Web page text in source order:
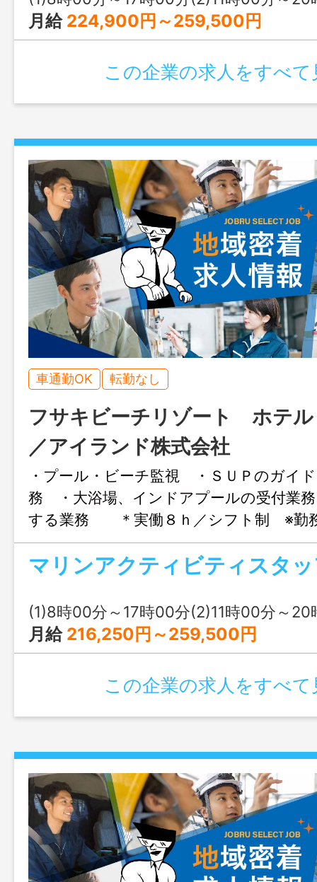
月給 224,900円～259,500円
この企業の求人をすべて
車通勤OK 転勤なし
フサキビーチリゾート ホテル
／アイランド株式会社
・プール・ビーチ監視 ・ＳＵＰのガイ
務 ・大浴場、インドアプールの受付業
する業務 ＊実働８ｈ／シフト制 ※勤
（短時間勤務も相談可） 変更の範囲：
に会社の定める業務全て
(1)8時00分～17時00分(2)11時00分～20
月給 216,250円～259,500円
この企業の求人をすべて